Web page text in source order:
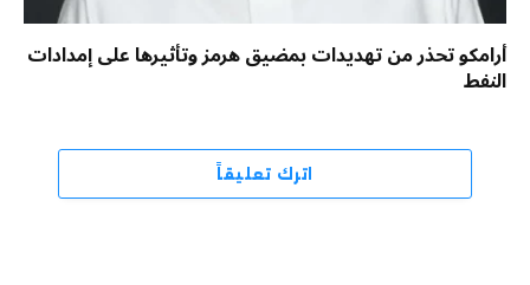
أرامكو تحذر من تهديدات بمضيق هرمز وتأثيرها على إمدادات
النفط
اترك تعليقاً